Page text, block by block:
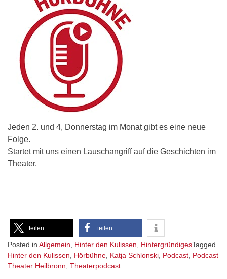
Jeden 2. und 4, Donnerstag im Monat gibt es eine neue
Folge.
Startet mit uns einen Lauschangriff auf die Geschichten im
Theater.
teilen teilen
Posted in Allgemein Hinter den Kulissen HintergründigesTagged
Hinter den Kulissen
Hörbühne Katja Schlonski Podcast Podcast
Theater Heilbronn Theaterpodcast